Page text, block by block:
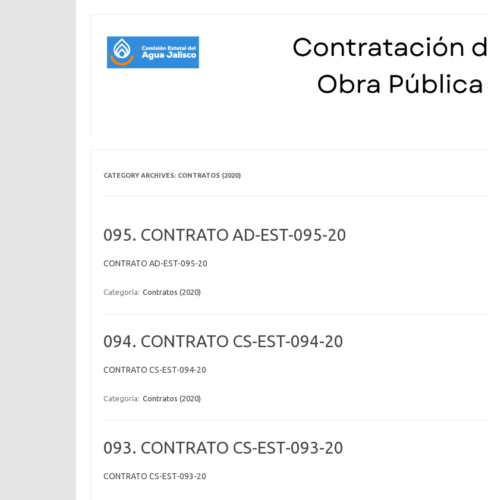
CATEGORY ARCHIVES: CONTRATOS (2020)
095. CONTRATO AD-EST-095-20
CONTRATO AD-EST-095-20
Categoría: Contratos (2020)
094. CONTRATO CS-EST-094-20
CONTRATO CS-EST-094-20
Categoría: Contratos (2020)
093. CONTRATO CS-EST-093-20
CONTRATO CS-EST-093-20